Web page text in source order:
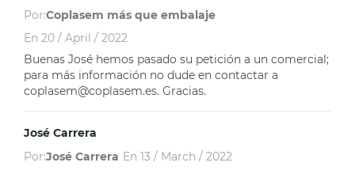
Por:Coplasem más que embalaje
En 20 / April / 2022
Buenas José hemos pasado su petición a un comercial;
para más información no dude en contactar a
coplasem@coplasem.es. Gracias.
José Carrera
Por:José Carrera En 13 / March / 2022